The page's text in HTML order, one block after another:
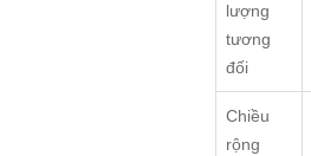
lượng
tương
đối
Chiều
rộng